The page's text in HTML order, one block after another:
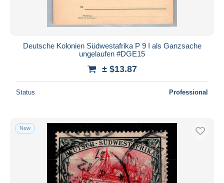
Deutsche Kolonien Südwestafrika P 9 I als Ganzsache
ungelaufen #DGE15
± $13.87
Status Professional
New